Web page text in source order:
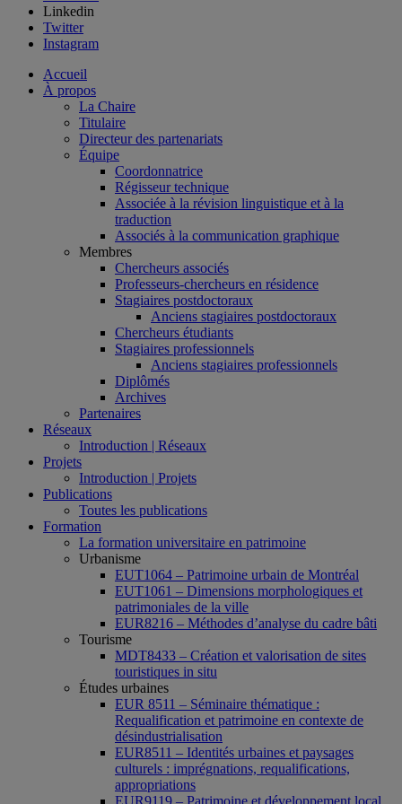
Linkedin
Twitter
Instagram
Accueil
À propos
La Chaire
Titulaire
Directeur des partenariats
Équipe
Coordonnatrice
Régisseur technique
Associée à la révision linguistique et à la
traduction
Associés à la communication graphique
Membres
Chercheurs associés
Professeurs-chercheurs en résidence
Stagiaires postdoctoraux
Anciens stagiaires postdoctoraux
Chercheurs étudiants
Stagiaires professionnels
Anciens stagiaires professionnels
Diplômés
Archives
Partenaires
Réseaux
Introduction | Réseaux
Projets
Introduction | Projets
Publications
Toutes les publications
Formation
La formation universitaire en patrimoine
Urbanisme
EUT1064 – Patrimoine urbain de Montréal
EUT1061 – Dimensions morphologiques et
patrimoniales de la ville
EUR8216 – Méthodes d’analyse du cadre bâti
Tourisme
MDT8433 – Création et valorisation de sites
touristiques in situ
Études urbaines
EUR 8511 – Séminaire thématique :
Requalification et patrimoine en contexte de
désindustrialisation
EUR8511 – Identités urbaines et paysages
culturels : imprégnations, requalifications,
appropriations
EUR9119 – Patrimoine et développement local